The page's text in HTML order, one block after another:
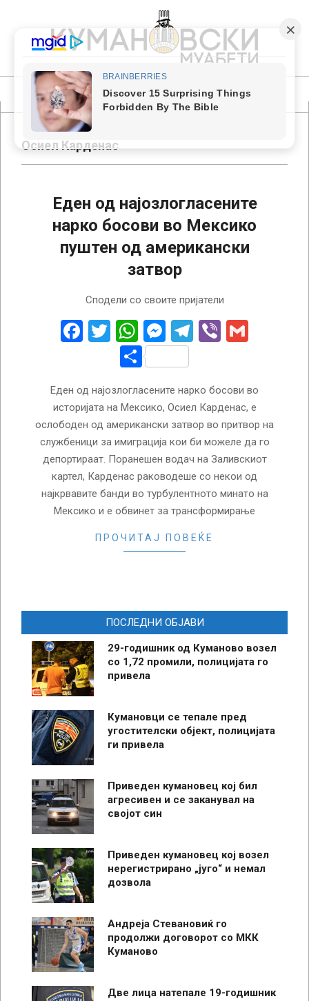
content
КУМАНОВСКИ
МУАБЕТИ
Navigation
MenuОсиел Карденас
Еден од најозлогласените
нарко босови во Мексико
пуштен од американски
затвор
Сподели со своите пријатели
Facebook
Twitter
WhatsApp
Messenger
Telegram
Viber
Share
Еден од најозлогласените нарко босови во
историјата на Мексико, Осиел Карденас, е
ослободен од американски затвор во притвор на
службеници за имиграција кои би можеле да го
депортираат. Поранешен водач на Заливскиот
картел, Карденас раководеше со некои од
најкрвавите банди во турбулентното минато на
Мексико и е обвинет за трансформирање
ПРОЧИТАЈ ПОВЕЌЕ
ПОСЛЕДНИ ОБЈАВИ
29-годишник од Куманово возел
со 1,72 промили, полицијата го
привела
Кумановци се тепале пред
угостителски објект, полицијата
ги привела
Приведен кумановец кој бил
агресивен и се заканувал на
својот син
Приведен кумановец кој возел
нерегистрирано „југо“ и немал
дозвола
Андреја Стевановиќ го
продолжи договорот со МКК
Куманово
Две лица натепале 19-годишник